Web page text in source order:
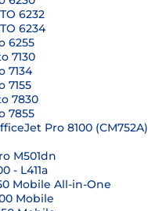
6232
6234
6255
7130
7134
7155
7830
7855
Pro 8100 (CM752A)
M501dn
- L411a
Mobile All-in-One
Mobile